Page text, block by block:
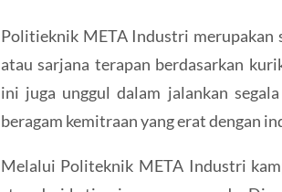
Politieknik META Industri merupakan
atau sarjana terapan berdasarkan
ini juga unggul dalam jalankan
beragam kemitraan yang erat dengan
Melalui Politeknik META Industri